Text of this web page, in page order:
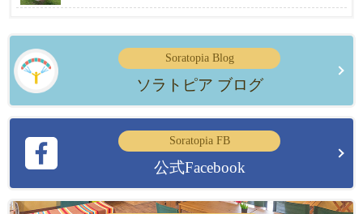
Soratopia Blog
ソラトピア ブログ
Soratopia FB
公式Facebook